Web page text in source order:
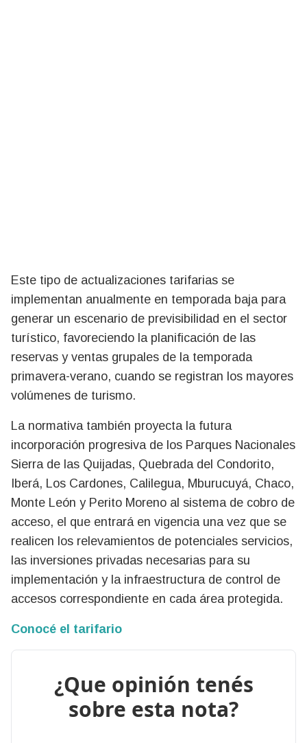
Este tipo de actualizaciones tarifarias se
implementan anualmente en temporada baja para
generar un escenario de previsibilidad en el sector
turístico, favoreciendo la planificación de las
reservas y ventas grupales de la temporada
primavera-verano, cuando se registran los mayores
volúmenes de turismo.
La normativa también proyecta la futura
incorporación progresiva de los Parques Nacionales
Sierra de las Quijadas, Quebrada del Condorito,
Iberá, Los Cardones, Calilegua, Mburucuyá, Chaco,
Monte León y Perito Moreno al sistema de cobro de
acceso, el que entrará en vigencia una vez que se
realicen los relevamientos de potenciales servicios,
las inversiones privadas necesarias para su
implementación y la infraestructura de control de
accesos correspondiente en cada área protegida.
Conocé el tarifario
¿Que opinión tenés
sobre esta nota?